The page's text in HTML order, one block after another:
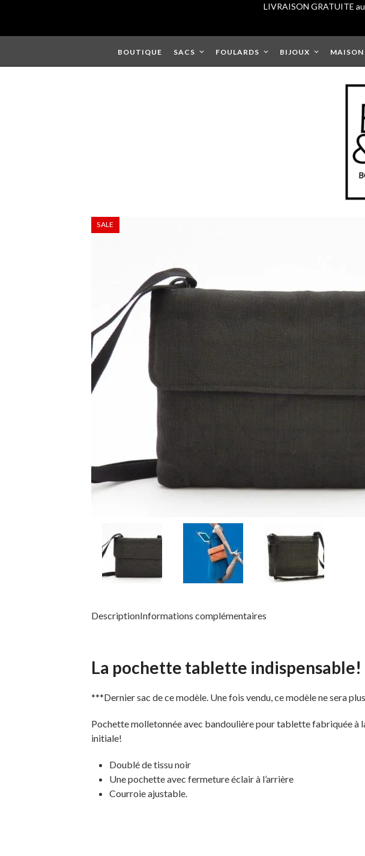
content
LIVRAISON GRATUITE
BOUTIQUE SACS FOULARDS BIJOUX MAISON
SALE
DescriptionInformations complémentaires
La pochette tablette indispensable!
***Dernier sac de ce modèle. Une fois vendu, ce modèle ne sera
Pochette molletonnée avec bandoulière pour tablette fabriquée à
initiale!
Doublé de tissu noir
Une pochette avec fermeture éclair à l’arrière
Courroie ajustable.